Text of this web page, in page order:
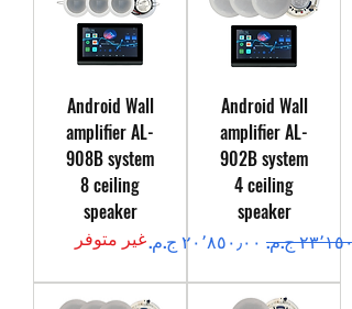
Android Wall
amplifier AL-
902B system
4 ceiling
speaker
عادي
سعر البيع
Android Wall
amplifier AL-
908B system
8 ceiling
speaker
غير متوفر